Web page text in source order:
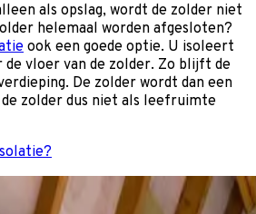
als opslag, wordt de zolder niet
helemaal worden afgesloten?
ook een goede optie. U isoleert
de vloer van de zolder. Zo blijft de
De zolder wordt dan een
zolder dus niet als leefruimte